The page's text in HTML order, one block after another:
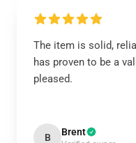
The item is solid,
has proven to be a
pleased.
B Brent